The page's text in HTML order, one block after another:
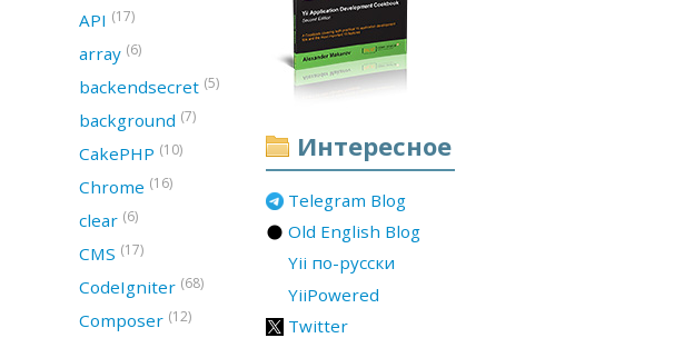
Интересное
Telegram Blog
Old English Blog
Yii по-русски
YiiPowered
Twitter
API (17)
array (6)
backendsecret (5)
background (7)
CakePHP (10)
Chrome (16)
clear (6)
CMS (17)
CodeIgniter (68)
Composer (12)